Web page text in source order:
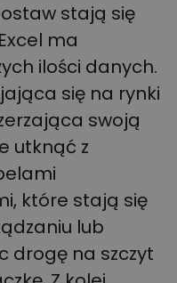
stają się
ma
ilości danych.
się na rynki
swoją
utknąć z
które stają się
lub
drogę na szczyt